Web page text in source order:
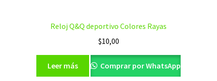
Reloj Q&Q deportivo Colores Rayas
$10,00
Leer más Comprar por WhatsApp